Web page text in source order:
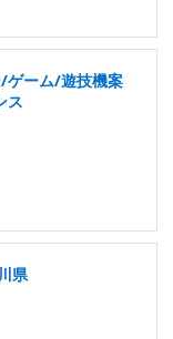
ゲーム/遊技機案
ス
県